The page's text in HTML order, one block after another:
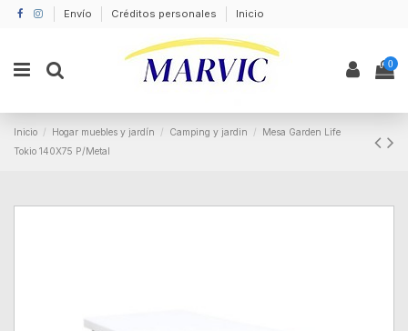
Envío Créditos personales Inicio
0
Inicio Hogar muebles y jardín Camping y jardin
Mesa Garden Life
Tokio 140X75 P/Metal